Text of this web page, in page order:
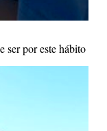
ser por este hábito